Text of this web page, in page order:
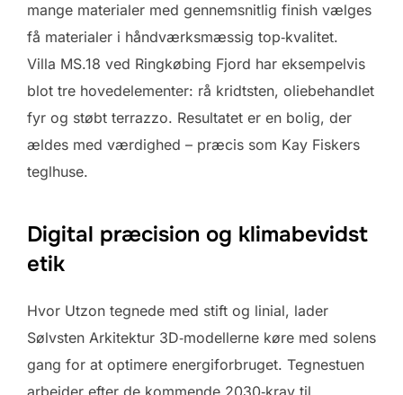
mange materialer med gennemsnitlig finish vælges
få materialer i håndværks­mæssig top‑kvalitet.
Villa MS.18 ved Ringkøbing Fjord har eksempelvis
blot tre hovedelementer: rå kridtsten, oliebehandlet
fyr og støbt terrazzo. Resultatet er en bolig, der
ældes med værdighed – præcis som Kay Fiskers
teglhuse.
Digital præcision og klimabevidst
etik
Hvor Utzon tegnede med stift og linial, lader
Sølvsten Arkitektur 3D‑modellerne køre med solens
gang for at optimere energiforbruget. Tegnestuen
arbejder efter de kommende 2030‑krav til